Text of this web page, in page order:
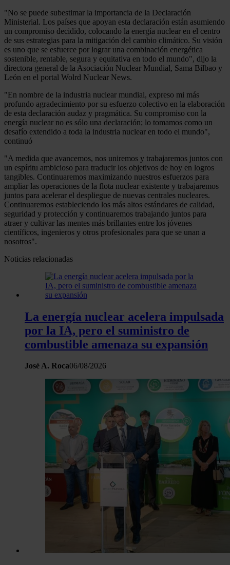
"No se puede subestimar la importancia de la Declaración
Ministerial. Los países que apoyan esta declaración están asumiendo
un compromiso decidido, colocando la energía nuclear en el centro
de sus estrategias para la mitigación del cambio climático. Su visión
es uno que se esfuerce por lograr una combinación energética
sostenible, rentable, segura y equitativa en todo el mundo", dijo la
directora general de la Asociación Nuclear Mundial, Sama Bilbao y
León en el portal Wolrd Nuclear News.
"En nombre de la industria nuclear mundial, expreso mi más
profundo agradecimiento por su esfuerzo colectivo en la elaboración
de esta declaración audaz y pragmática. Su compromiso con la
energía nuclear no es sólo una declaración; lo tomamos como un
desafío extendido a toda la industria nuclear en todo el mundo",
continuó
"A medida que avancemos, nos uniremos y trabajaremos juntos con
un espíritu ambicioso para traducir los objetivos de hoy en logros
tangibles. Continuaremos maximizando nuestros esfuerzos para
ampliar las operaciones de la flota nuclear existente y trabajaremos
juntos para acelerar el despliegue de nuevas centrales nucleares.
Continuaremos estableciendo los más altos estándares de calidad,
seguridad y protección y continuaremos trabajando juntos para
atraer y cultivar las mentes más brillantes entre los jóvenes
científicos, ingenieros y otros profesionales para que se unan a
nosotros".
Noticias relacionadas
La energía nuclear acelera impulsada
por la IA, pero el suministro de
combustible amenaza su expansión
José A. Roca06/08/2026